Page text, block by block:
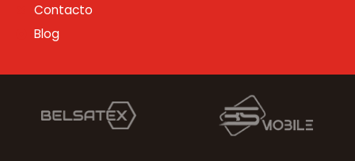
Contacto
Blog